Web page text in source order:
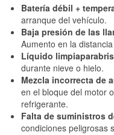
Batería débil +
arranque del vehículo.
Baja presión de las
Aumento en la
Líquido
durante nieve o hielo.
Mezcla incorrecta de
en el bloque del motor
refrigerante.
Falta de suministros
condiciones peligrosas